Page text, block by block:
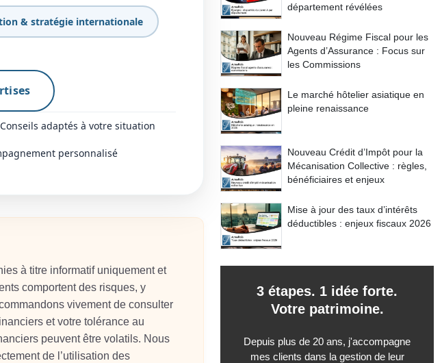
& stratégie internationale
adaptés à votre situation
personnalisé
à titre informatif uniquement et
comportent des risques, y
vivement de consulter
et votre tolérance au
peuvent être volatils. Nous
de l’utilisation des
département révélées
Nouveau Régime Fiscal pour les
Agents d’Assurance : Focus sur
les Commissions
Le marché hôtelier asiatique en
pleine renaissance
Nouveau Crédit d’Impôt pour la
Mécanisation Collective : règles,
bénéficiaires et enjeux
Mise à jour des taux d’intérêts
déductibles : enjeux fiscaux 2026
3 étapes. 1 idée forte.
Votre patrimoine.
Depuis plus de 20 ans, j'accompagne
mes clients dans la gestion de leur